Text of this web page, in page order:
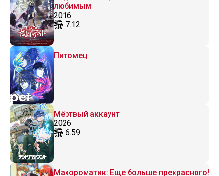
любимым
2016
7.12
Питомец
Мёртвый аккаунт
2026
6.59
Махороматик: Еще больше прекрасного!